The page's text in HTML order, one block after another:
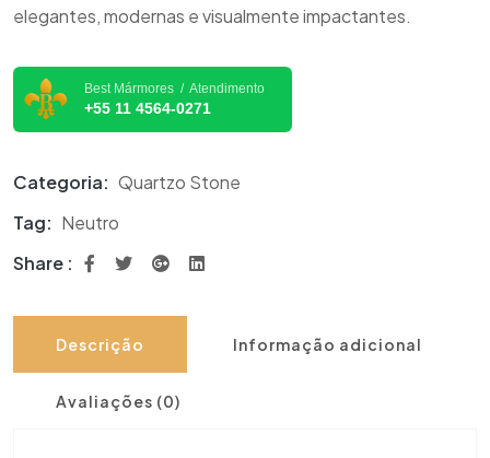
elegantes, modernas e visualmente impactantes.
Best Mármores / Atendimento
+55 11 4564-0271
Categoria: Quartzo Stone
Tag: Neutro
Share :
Descrição Informação adicional
Avaliações (0)